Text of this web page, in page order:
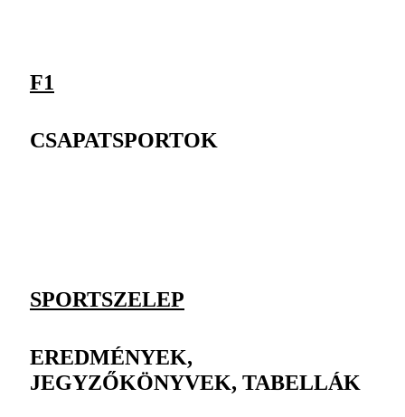
F1
CSAPATSPORTOK
SPORTSZELEP
EREDMÉNYEK,
JEGYZŐKÖNYVEK, TABELLÁK